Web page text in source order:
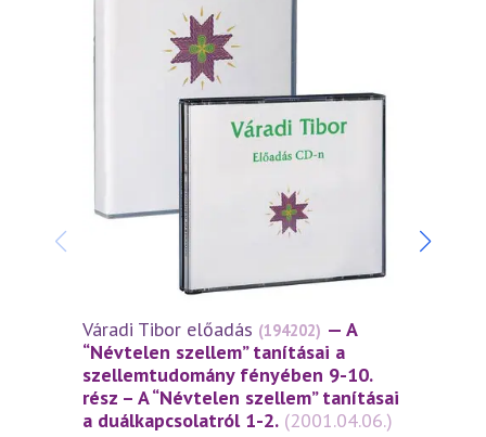
Váradi Tibor előadás (194202) — A
“Névtelen szellem” tanításai a
szellemtudomány fényében 9-10.
rész – A “Névtelen szellem” tanításai
a duálkapcsolatról 1-2. (2001.04.06.)